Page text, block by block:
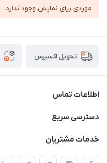
موردی برای نمایش وجود ندارد.
تحویل اکسپرس
اطلاعات تماس
09106753413
دسترسی سریع
حساب کاربری
خدمات مشتریان
قوانین و مقررات